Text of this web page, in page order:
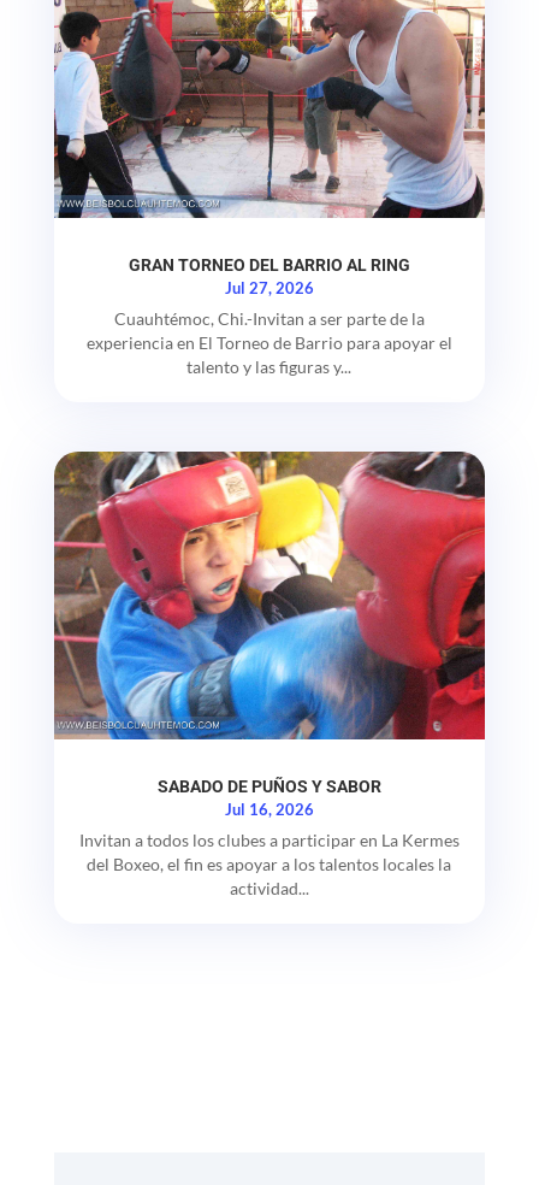
GRAN TORNEO DEL BARRIO AL RING
Jul 27, 2026
Cuauhtémoc, Chi.-Invitan a ser parte de la
experiencia en El Torneo de Barrio para apoyar el
talento y las figuras y...
SABADO DE PUÑOS Y SABOR
Jul 16, 2026
Invitan a todos los clubes a participar en La Kermes
del Boxeo, el fin es apoyar a los talentos locales la
actividad...